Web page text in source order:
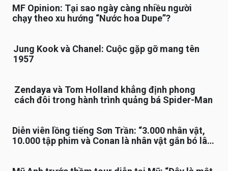
MF Opinion: Tại sao ngày càng nhiều người
chạy theo xu hướng “Nước hoa Dupe”?
Jung Kook và Chanel: Cuộc gặp gỡ mang tên
1957
Zendaya và Tom Holland khẳng định phong
cách đôi trong hành trình quảng bá Spider-Man
Diễn viên lồng tiếng Sơn Trần: “3.000 nhân vật,
10.000 tập phim và Conan là nhân vật gắn bó lâu